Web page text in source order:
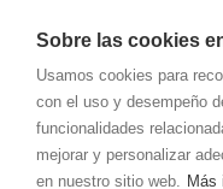
Sobre las cookies
Usamos cookies para
con el uso y desempeño
funcionalidades
mejorar y personalizar
en nuestro sitio web. Más